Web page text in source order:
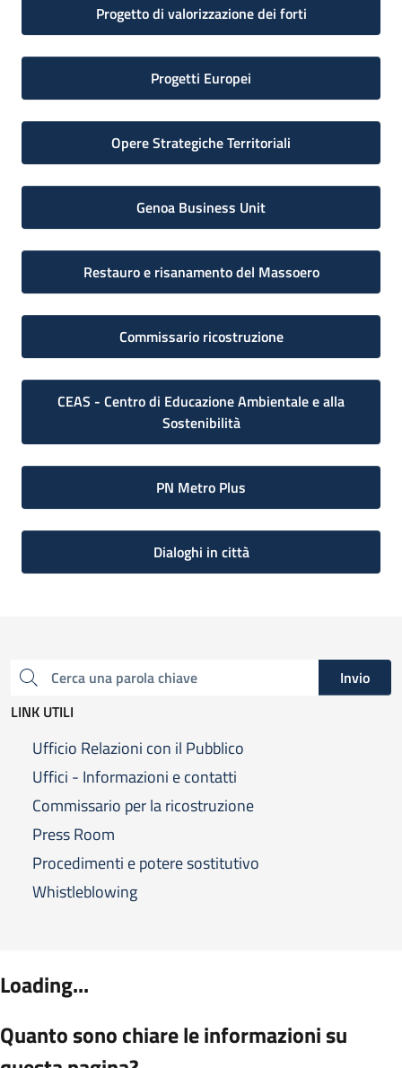
Progetto di valorizzazione dei forti
Progetti Europei
Opere Strategiche Territoriali
Genoa Business Unit
Restauro e risanamento del Massoero
Commissario ricostruzione
CEAS - Centro di Educazione Ambientale e alla
Sostenibilità
PN Metro Plus
Dialoghi in città
Cerca una parola chiave
Invio
LINK UTILI
Ufficio Relazioni con il Pubblico
Uffici - Informazioni e contatti
Commissario per la ricostruzione
Press Room
Procedimenti e potere sostitutivo
Whistleblowing